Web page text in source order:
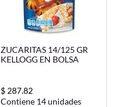
ZUCARITAS 14/125 GR
KELLOGG EN BOLSA
$ 287.82
Contiene 14 unidades